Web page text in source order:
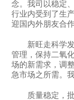
念。我司以稳定
行业内受到了生
迎国内外朋友合
新旺走科学
管理，保持二氧
场的新需求，调
急市场之所需。
质量稳定，